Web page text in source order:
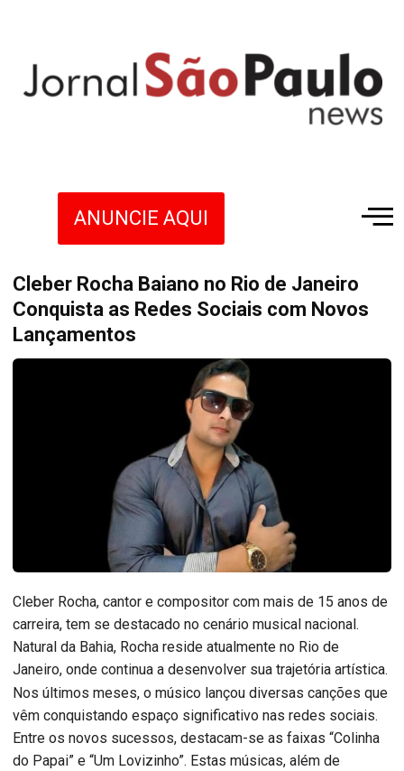
ANUNCIE AQUI
Cleber Rocha Baiano no Rio de Janeiro
Conquista as Redes Sociais com Novos
Lançamentos
Cleber Rocha, cantor e compositor com mais de 15 anos de
carreira, tem se destacado no cenário musical nacional.
Natural da Bahia, Rocha reside atualmente no Rio de
Janeiro, onde continua a desenvolver sua trajetória artística.
Nos últimos meses, o músico lançou diversas canções que
vêm conquistando espaço significativo nas redes sociais.
Entre os novos sucessos, destacam-se as faixas “Colinha
do Papai” e “Um Lovizinho”. Estas músicas, além de